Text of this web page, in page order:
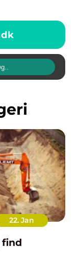
dk
22. Jan
find